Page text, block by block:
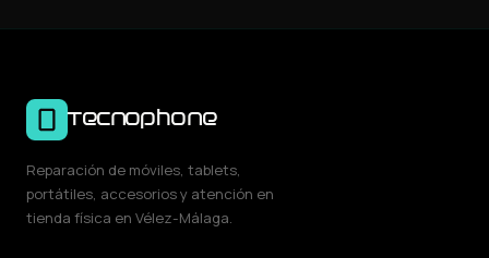
Tecnophone
Reparación de móviles, tablets,
portátiles, accesorios y atención en
tienda física en Vélez-Málaga.